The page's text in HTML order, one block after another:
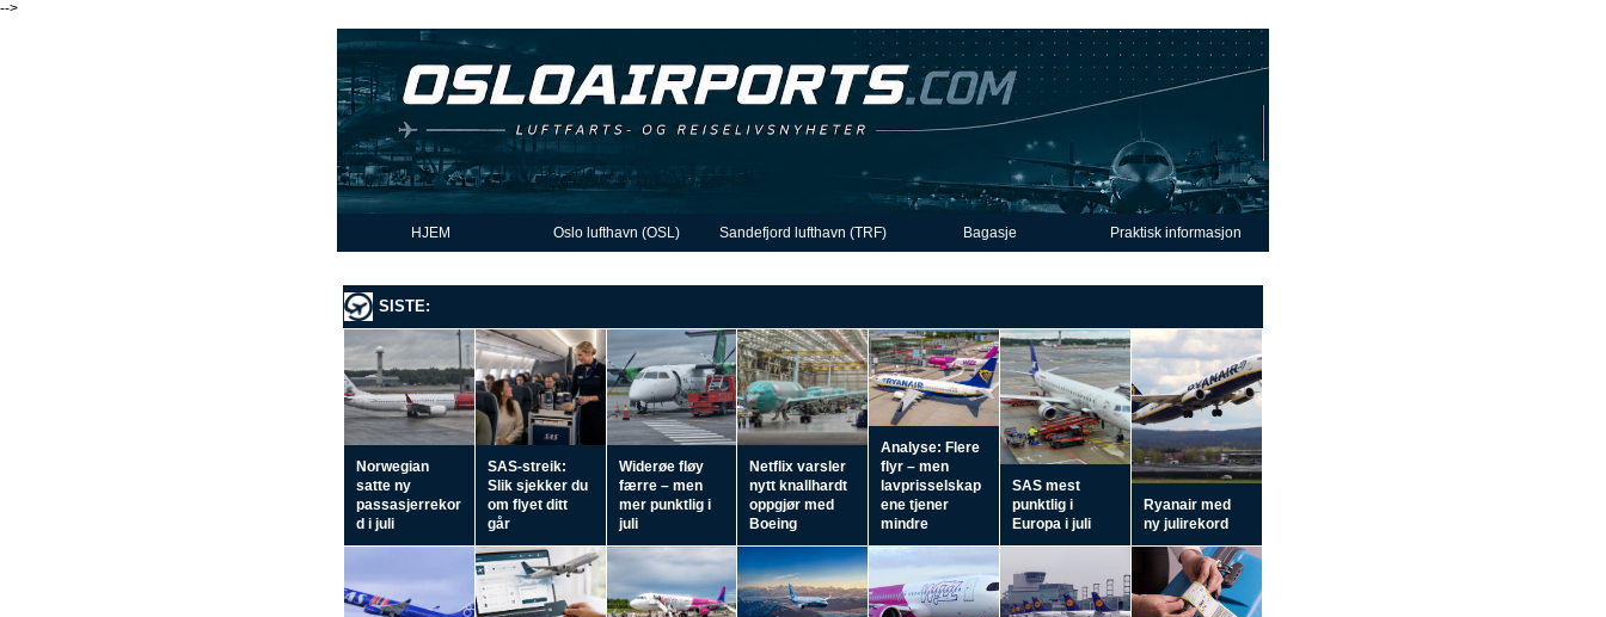
-->
HJEM Oslo lufthavn (OSL) Sandefjord lufthavn (TRF) Bagasje Praktisk informasjon
SISTE:
Norwegian
satte ny
passasjerrekor
d i juli
SAS-streik:
Slik sjekker du
om flyet ditt
går
Widerøe fløy
færre – men
mer punktlig i
juli
Netflix varsler
nytt knallhardt
oppgjør med
Boeing
Analyse: Flere
flyr – men
lavprisselskap
ene tjener
mindre
SAS mest
punktlig i
Europa i juli
Ryanair med
ny julirekord